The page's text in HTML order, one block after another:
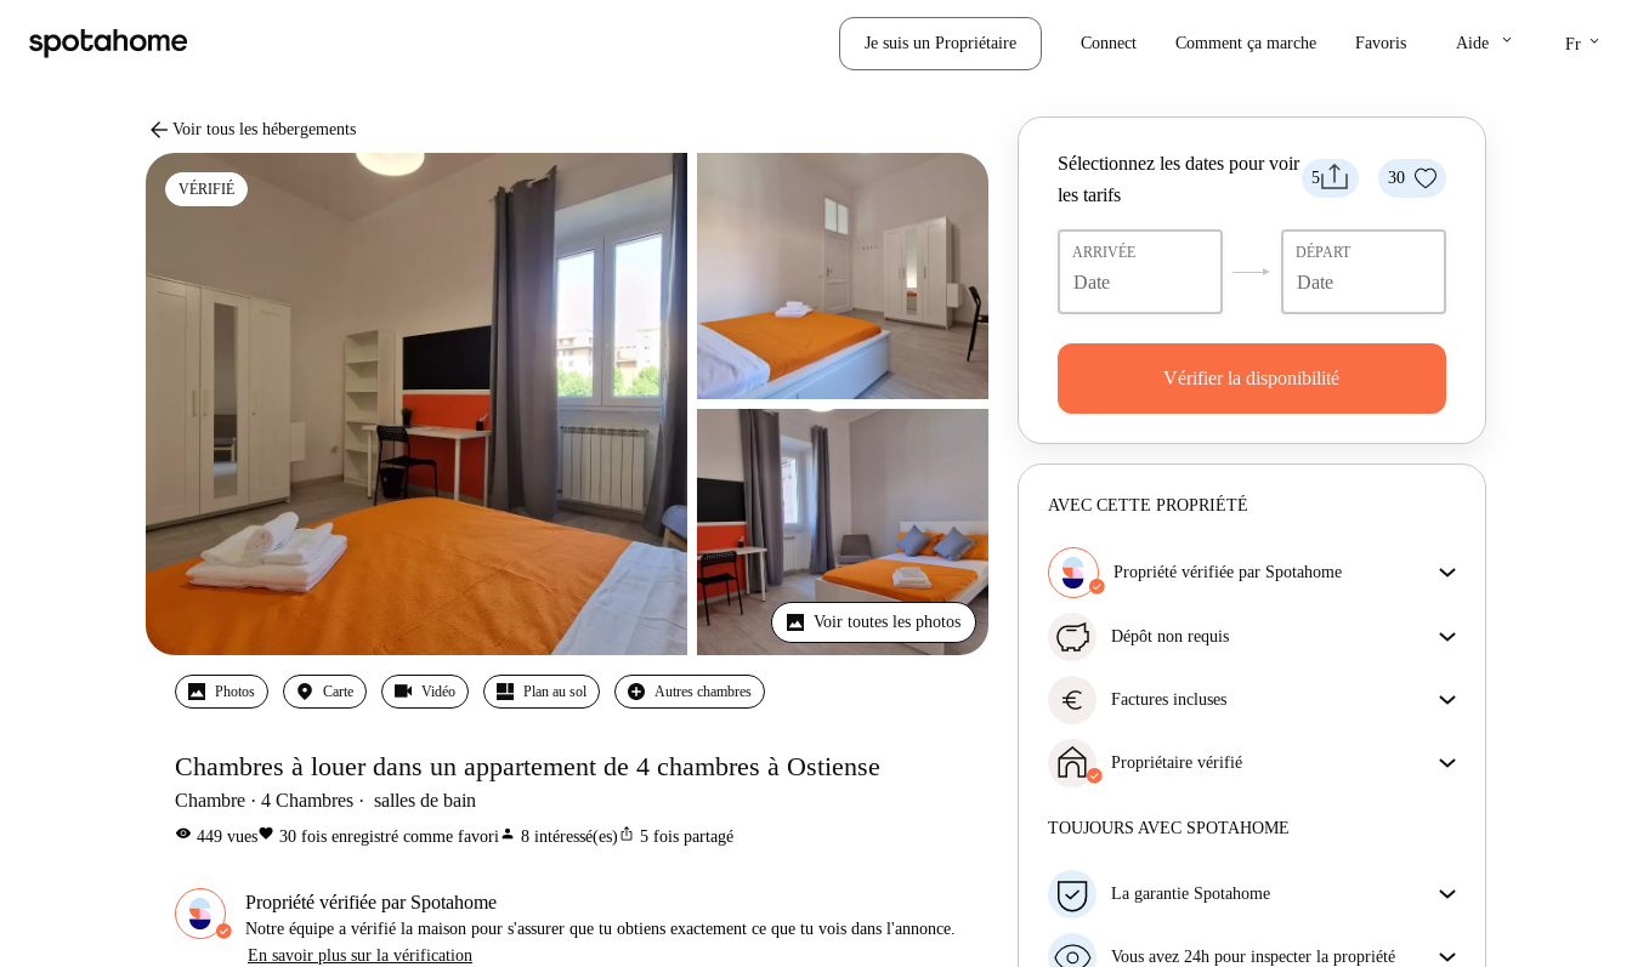
Je suis un Propriétaire Connect Comment ça marche Favoris Aide keyboard_arrow_down Fr keyboard_arrow_down
arrow_back Voir tous les hébergements
VÉRIFIÉ
Voir toutes les photos
Photos Carte Vidéo Plan au sol Autres chambres
Chambres à louer dans un appartement de 4 chambres à Ostiense
Chambre 4 Chambres salles de bain
visibility 449 vuesfavorite 30 fois enregistré comme favoriperson 8 intéressé(es) ios_share 5 fois partagé
Propriété vérifiée par Spotahome
Notre équipe a vérifié la maison pour s'assurer que tu obtiens exactement ce que tu vois dans l'annonce.
En savoir plus sur la vérification
5 30
Sélectionnez les dates pour voir
les tarifs
ARRIVÉE DÉPART
Vérifier la disponibilité
AVEC CETTE PROPRIÉTÉ
Propriété vérifiée par Spotahome
obtiens exactement ce que tu vois dans l'annonce.
Dépôt non requis
d'emménagement sans dépôt.
euro Factures incluses
incluses, couvrant le loyer et les services pour une
expérience de location sans tracas.
Propriétaire vérifié
Plus d'informations sur ce propriétaire
TOUJOURS AVEC SPOTAHOME
La garantie Spotahome
préavis, nous allons soit (A) vous payer une chambre
Vous avez 24h pour inspecter la propriété